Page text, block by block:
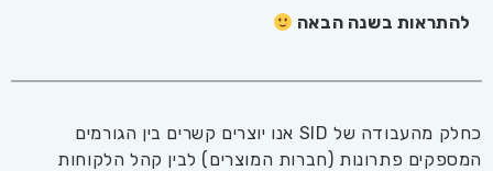
להתראות בשנה הבאה
כחלק מהעבודה של SID אנו יוצרים קשרים בין הגורמים
המספקים פתרונות (חברות המוצרים) לבין קהל הלקוחות